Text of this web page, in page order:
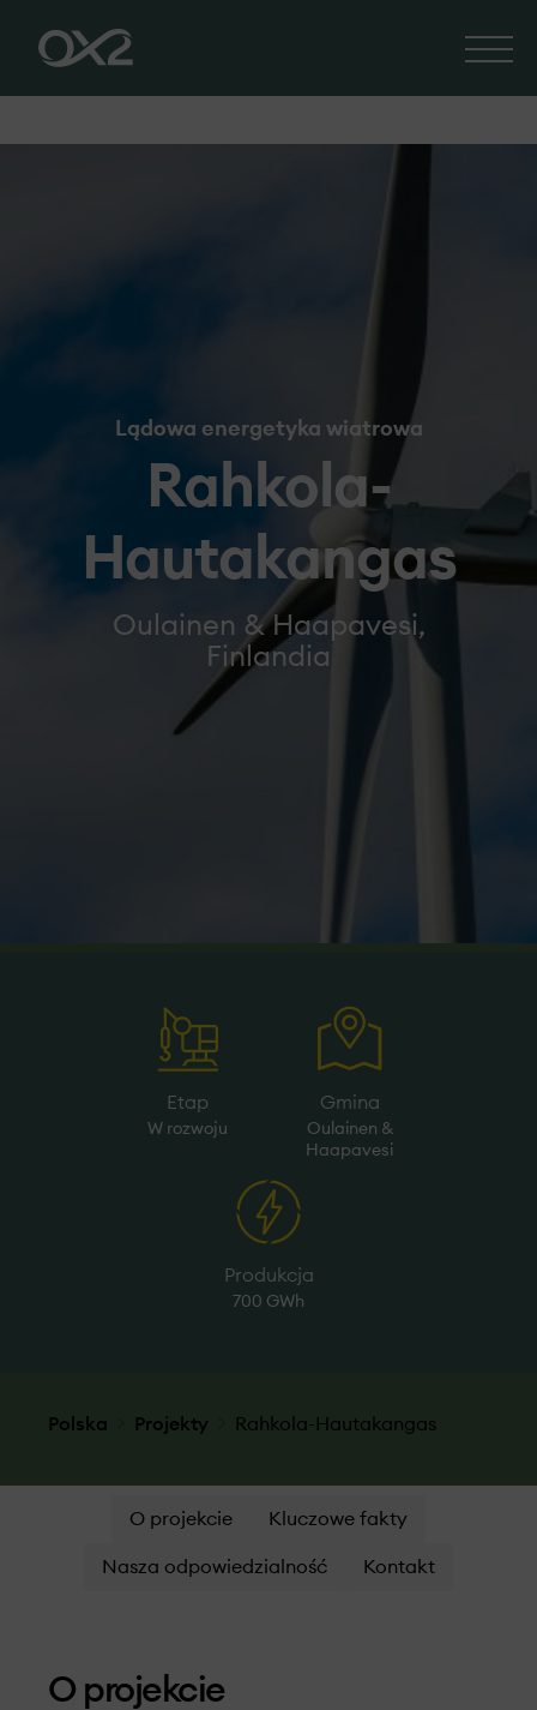
Lądowa energetyka wiatrowa
Rahkola-
Hautakangas
Oulainen & Haapavesi,
Finlandia
Etap
W rozwoju
Gmina
Oulainen &
Haapavesi
Produkcja
700 GWh
Polska Projekty Rahkola-Hautakangas
O projekcie Kluczowe fakty
Nasza odpowiedzialność Kontakt
O projekcie